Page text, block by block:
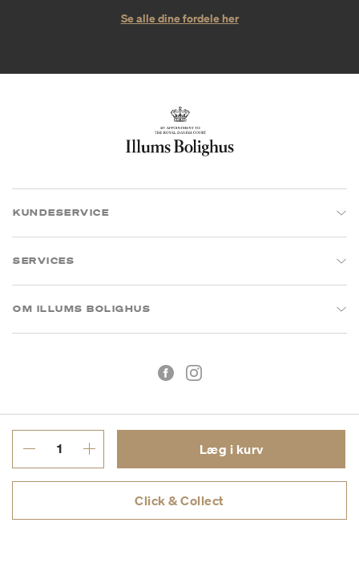
Læg i kurv
Click & Collect
Se alle dine fordele her
KUNDESERVICE
SERVICES
OM ILLUMS BOLIGHUS
CVR: 26573394